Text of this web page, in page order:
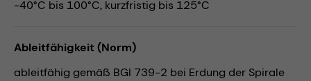
-40°C bis 100°C, kurzfristig bis 125°C
Ableitfähigkeit (Norm)
ableitfähig gemäß BGI 739-2 bei Erdung der Spirale